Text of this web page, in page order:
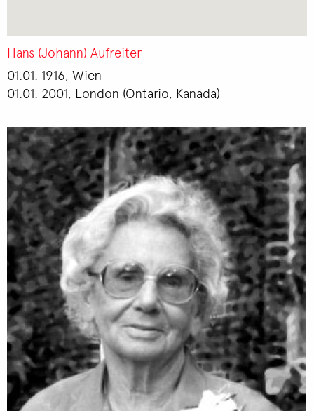
Hans (Johann) Aufreiter
01.01. 1916, Wien
01.01. 2001, London (Ontario, Kanada)